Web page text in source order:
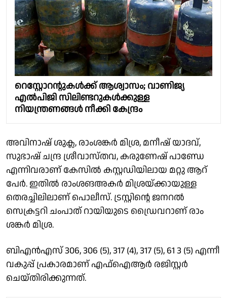
റെസ്റ്റോറൻ്റുകൾക്ക് ആശ്വാസം; വാണിജ്യ
എൽപിജി സിലിണ്ടറുകൾക്കുള്ള
നിയന്ത്രണങ്ങൾ നീക്കി കേന്ദ്രം
അവിനാഷ് ശുക്ല, രാംശങ്കര്‍ മിശ്ര, മനീഷ് യാദവ്,
സുഭാഷ് ചന്ദ്ര ശ്രീവാസ്തവ, കരുണേഷ് പാണ്ഡേ
എന്നിവരാണ് കേസില്‍ കസ്റ്റഡിയിലായ മറ്റു ആറ്
പേര്‍. ഇതില്‍ രാംശങഅകര്‍ മിശ്രയ്ക്കായുള്ള
തെരച്ചിലിലാണ് പൊലീസ്. ട്രസ്റ്റിന്റെ ജനറല്‍
സെക്രട്ടറി ചംപാത് റായിയുടെ ഡ്രൈവറാണ് രാം
ശങ്കര്‍ മിശ്ര.
ബിഎന്‍എസ് 306, 306 (5), 317 (4), 317 (5), 61 3 (5) എന്നീ
വകുപ്പ് പ്രകാരമാണ് എഫ്‌ഐആര്‍ രജിസ്റ്റര്‍
ചെയ്തിരിക്കുന്നത്.